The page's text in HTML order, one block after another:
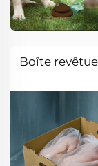
Boîte